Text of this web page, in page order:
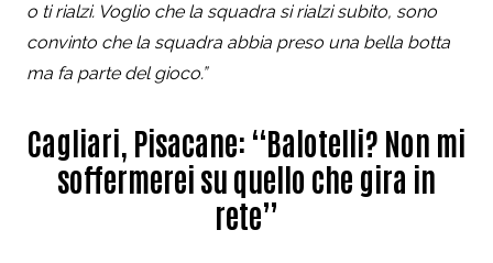
o ti rialzi. Voglio che la squadra si rialzi subito, sono
convinto che la squadra abbia preso una bella botta
ma fa parte del gioco.”
Cagliari, Pisacane: “Balotelli? Non mi
soffermerei su quello che gira in
rete”